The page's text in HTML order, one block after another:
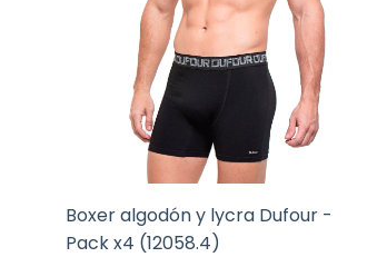
Boxer algodón y lycra Dufour -
Pack x4 (12058.4)